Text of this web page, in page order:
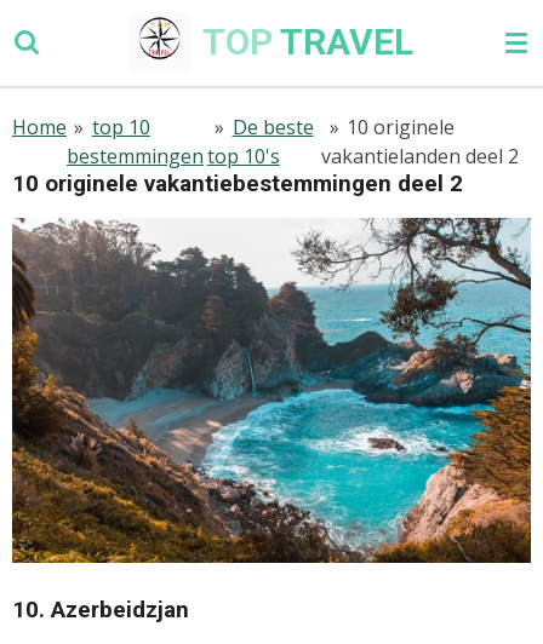
direct
naar
hoofdinhoud
TOP TRAVEL
Home » top 10
bestemmingen
» De beste
top 10's
» 10 originele
vakantielanden deel 2
10 originele vakantiebestemmingen deel 2
10. Azerbeidzjan